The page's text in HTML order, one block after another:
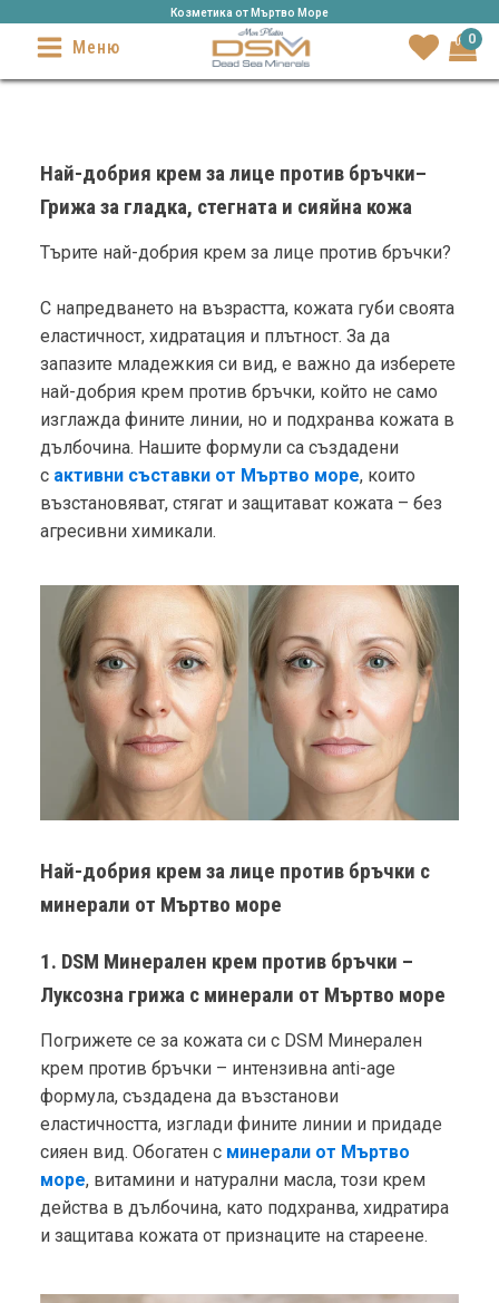
Козметика от Mъртво Море
Меню 0
Най-добрия крем за лице против бръчки–
Грижа за гладка, стегната и сияйна кожа
Търите най-добрия крем за лице против бръчки?
С напредването на възрастта, кожата губи своята
еластичност, хидратация и плътност. За да
запазите младежкия си вид, е важно да изберете
най-добрия крем против бръчки, който не само
изглажда фините линии, но и подхранва кожата в
дълбочина. Нашите формули са създадени
с активни съставки от Мъртво море, които
възстановяват, стягат и защитават кожата – без
агресивни химикали.
Най-добрия крем за лице против бръчки с
минерали от Мъртво море
1. DSM Минерален крем против бръчки –
Луксозна грижа с минерали от Мъртво море
Погрижете се за кожата си с DSM Минерален
крем против бръчки – интензивна anti-age
формула, създадена да възстанови
еластичността, изглади фините линии и придаде
сияен вид. Обогатен с минерали от Мъртво
море, витамини и натурални масла, този крем
действа в дълбочина, като подхранва, хидратира
и защитава кожата от признаците на стареене.